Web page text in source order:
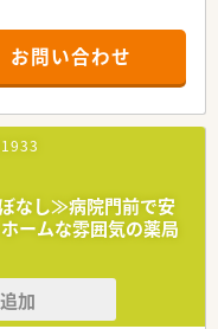
フワークバランスも充実
処方せんを広く集めてお
あたれます。
進めている薬局です。在宅
り、風通しの良い社風が
お問い合わせ
なし≫病院門前で安
ームな雰囲気の薬局
加